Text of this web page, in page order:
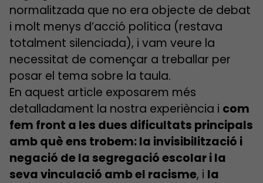
normalitzada que no era objecte de debat
i molt menys d’acció política (restava
totalment silenciada), i vam veure la
necessitat de començar a treballar per
posar el tema sobre la taula.
En aquest article exposarem més
detalladament la nostra experiència i com
fem front a les dues dificultats principals
amb què ens trobem: la invisibilització i
negació de la segregació escolar i la
seva vinculació amb el racisme, i la